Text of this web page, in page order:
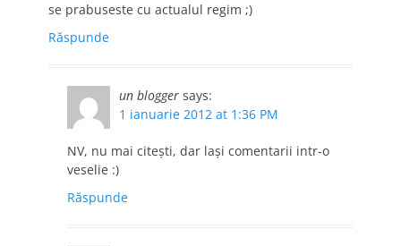
se prabuseste cu actualul regim ;)
Răspunde
un blogger says:
1 ianuarie 2012 at 1:36 PM
NV, nu mai citeşti, dar laşi comentarii intr-o
veselie :)
Răspunde